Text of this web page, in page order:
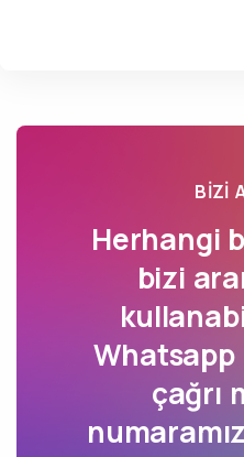
BIZI
Herhangi
bizi
Whatsapp
çağrı